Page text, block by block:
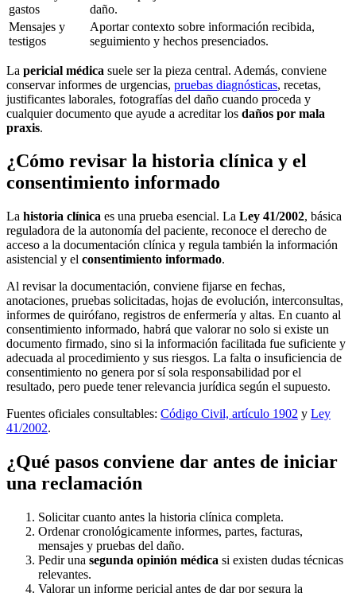
gastos
daño.
Mensajes y
testigos
Aportar contexto sobre información recibida,
seguimiento y hechos presenciados.
La pericial médica suele ser la pieza central. Además, conviene
conservar informes de urgencias, pruebas diagnósticas, recetas,
justificantes laborales, fotografías del daño cuando proceda y
cualquier documento que ayude a acreditar los daños por mala
praxis.
¿Cómo revisar la historia clínica y el
consentimiento informado
La historia clínica es una prueba esencial. La Ley 41/2002, básica
reguladora de la autonomía del paciente, reconoce el derecho de
acceso a la documentación clínica y regula también la información
asistencial y el consentimiento informado.
Al revisar la documentación, conviene fijarse en fechas,
anotaciones, pruebas solicitadas, hojas de evolución, interconsultas,
informes de quirófano, registros de enfermería y altas. En cuanto al
consentimiento informado, habrá que valorar no solo si existe un
documento firmado, sino si la información facilitada fue suficiente y
adecuada al procedimiento y sus riesgos. La falta o insuficiencia de
consentimiento no genera por sí sola responsabilidad por el
resultado, pero puede tener relevancia jurídica según el supuesto.
Fuentes oficiales consultables: Código Civil, artículo 1902 y Ley
41/2002.
¿Qué pasos conviene dar antes de iniciar
una reclamación
Solicitar cuanto antes la historia clínica completa.
Ordenar cronológicamente informes, partes, facturas,
mensajes y pruebas del daño.
Pedir una segunda opinión médica si existen dudas técnicas
relevantes.
Valorar un informe pericial antes de dar por segura la